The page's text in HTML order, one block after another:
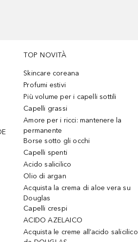
TOP NOVITÀ
Skincare coreana
Profumi estivi
Più volume per i capelli sottili
Capelli grassi
Amore per i ricci: mantenere la
permanente
Borse sotto gli occhi
Capelli spenti
Acido salicilico
Olio di argan
Acquista la crema di aloe vera su
Douglas
Capelli crespi
ACIDO AZELAICO
Acquista le creme all’acido salicilico